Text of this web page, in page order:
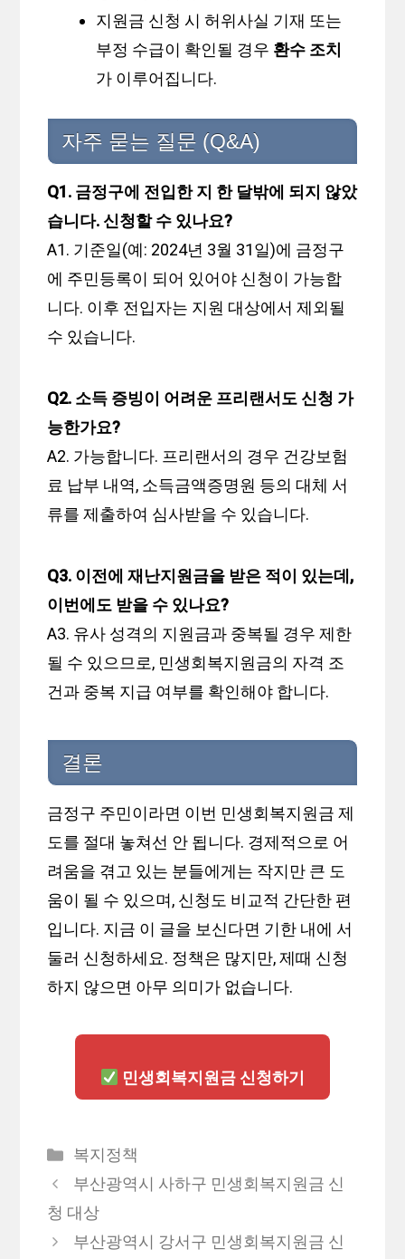
지원금 신청 시 허위사실 기재 또는
부정 수급이 확인될 경우 환수 조치
가 이루어집니다.
자주 묻는 질문 (Q&A)
Q1. 금정구에 전입한 지 한 달밖에 되지 않았
습니다. 신청할 수 있나요?
A1. 기준일(예: 2024년 3월 31일)에 금정구
에 주민등록이 되어 있어야 신청이 가능합
니다. 이후 전입자는 지원 대상에서 제외될
수 있습니다.
Q2. 소득 증빙이 어려운 프리랜서도 신청 가
능한가요?
A2. 가능합니다. 프리랜서의 경우 건강보험
료 납부 내역, 소득금액증명원 등의 대체 서
류를 제출하여 심사받을 수 있습니다.
Q3. 이전에 재난지원금을 받은 적이 있는데,
이번에도 받을 수 있나요?
A3. 유사 성격의 지원금과 중복될 경우 제한
될 수 있으므로, 민생회복지원금의 자격 조
건과 중복 지급 여부를 확인해야 합니다.
결론
금정구 주민이라면 이번 민생회복지원금 제
도를 절대 놓쳐선 안 됩니다. 경제적으로 어
려움을 겪고 있는 분들에게는 작지만 큰 도
움이 될 수 있으며, 신청도 비교적 간단한 편
입니다. 지금 이 글을 보신다면 기한 내에 서
둘러 신청하세요. 정책은 많지만, 제때 신청
하지 않으면 아무 의미가 없습니다.
민생회복지원금 신청하기
카
테
고
리
복지정책
부산광역시 사하구 민생회복지원금 신
청 대상
부산광역시 강서구 민생회복지원금 신